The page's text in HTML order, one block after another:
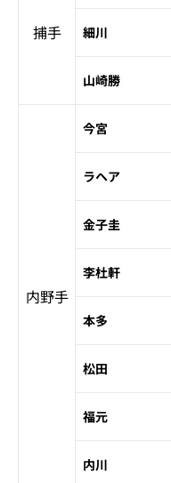
捕手 細川
山崎勝
内野手
今宮
ラヘア
金子圭
李杜軒
本多
松田
福元
内川